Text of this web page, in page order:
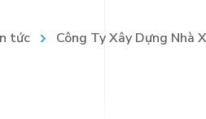
tức Công Ty Xây Dựng Nhà